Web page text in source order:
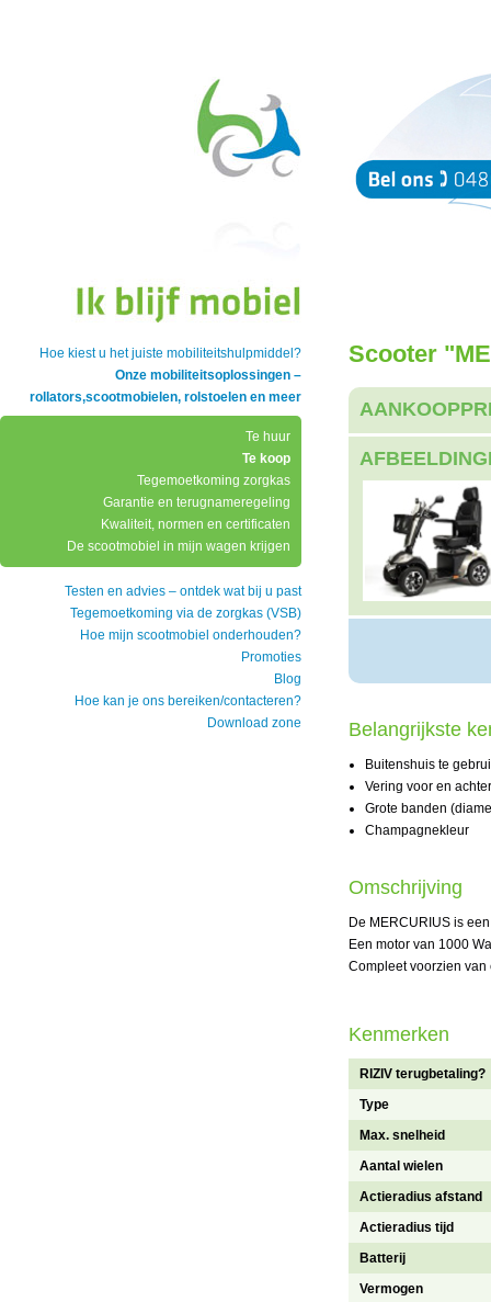
Hoe kiest u het juiste mobiliteitshulpmiddel?
Onze mobiliteitsoplossingen –
rollators,scootmobielen, rolstoelen en meer
Te huur
Te koop
Tegemoetkoming zorgkas
Garantie en terugnameregeling
Kwaliteit, normen en certificaten
De scootmobiel in mijn wagen krijgen
Testen en advies – ontdek wat bij u past
Tegemoetkoming via de zorgkas (VSB)
Hoe mijn scootmobiel onderhouden?
Promoties
Blog
Hoe kan je ons bereiken/contacteren?
Download zone
Scooter
Belangrijkste
Buitenshuis te
Vering voor en achter
Grote banden
Champagnekleur
Omschrijving
De MERCURIUS is
Een motor van 1000
Compleet voorzien
Kenmerken
RIZIV terugbetaling?
Type
Max. snelheid
Aantal wielen
Actieradius afstand
Actieradius tijd
Batterij
Vermogen